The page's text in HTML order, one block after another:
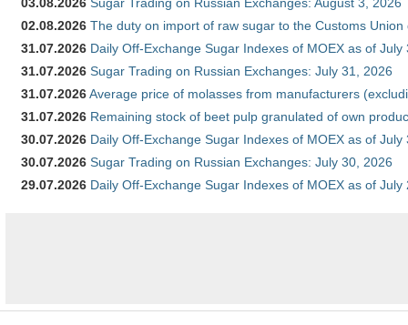
03.08.2026 Sugar Trading on Russian Exchanges: August 3, 2026
02.08.2026 The duty on import of raw sugar to the Customs
31.07.2026 Daily Off-Exchange Sugar Indexes of MOEX as of July
31.07.2026 Sugar Trading on Russian Exchanges: July 31, 2026
31.07.2026Average price of molasses from manufacturers
31.07.2026 Remaining stock of beet pulp granulated of own
30.07.2026 Daily Off-Exchange Sugar Indexes of MOEX as of July
30.07.2026 Sugar Trading on Russian Exchanges: July 30, 2026
29.07.2026 Daily Off-Exchange Sugar Indexes of MOEX as of July